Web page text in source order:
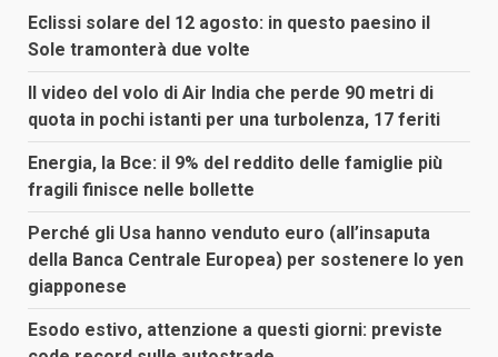
Eclissi solare del 12 agosto: in questo paesino il
Sole tramonterà due volte
Il video del volo di Air India che perde 90 metri di
quota in pochi istanti per una turbolenza, 17 feriti
Energia, la Bce: il 9% del reddito delle famiglie più
fragili finisce nelle bollette
Perché gli Usa hanno venduto euro (all’insaputa
della Banca Centrale Europea) per sostenere lo yen
giapponese
Esodo estivo, attenzione a questi giorni: previste